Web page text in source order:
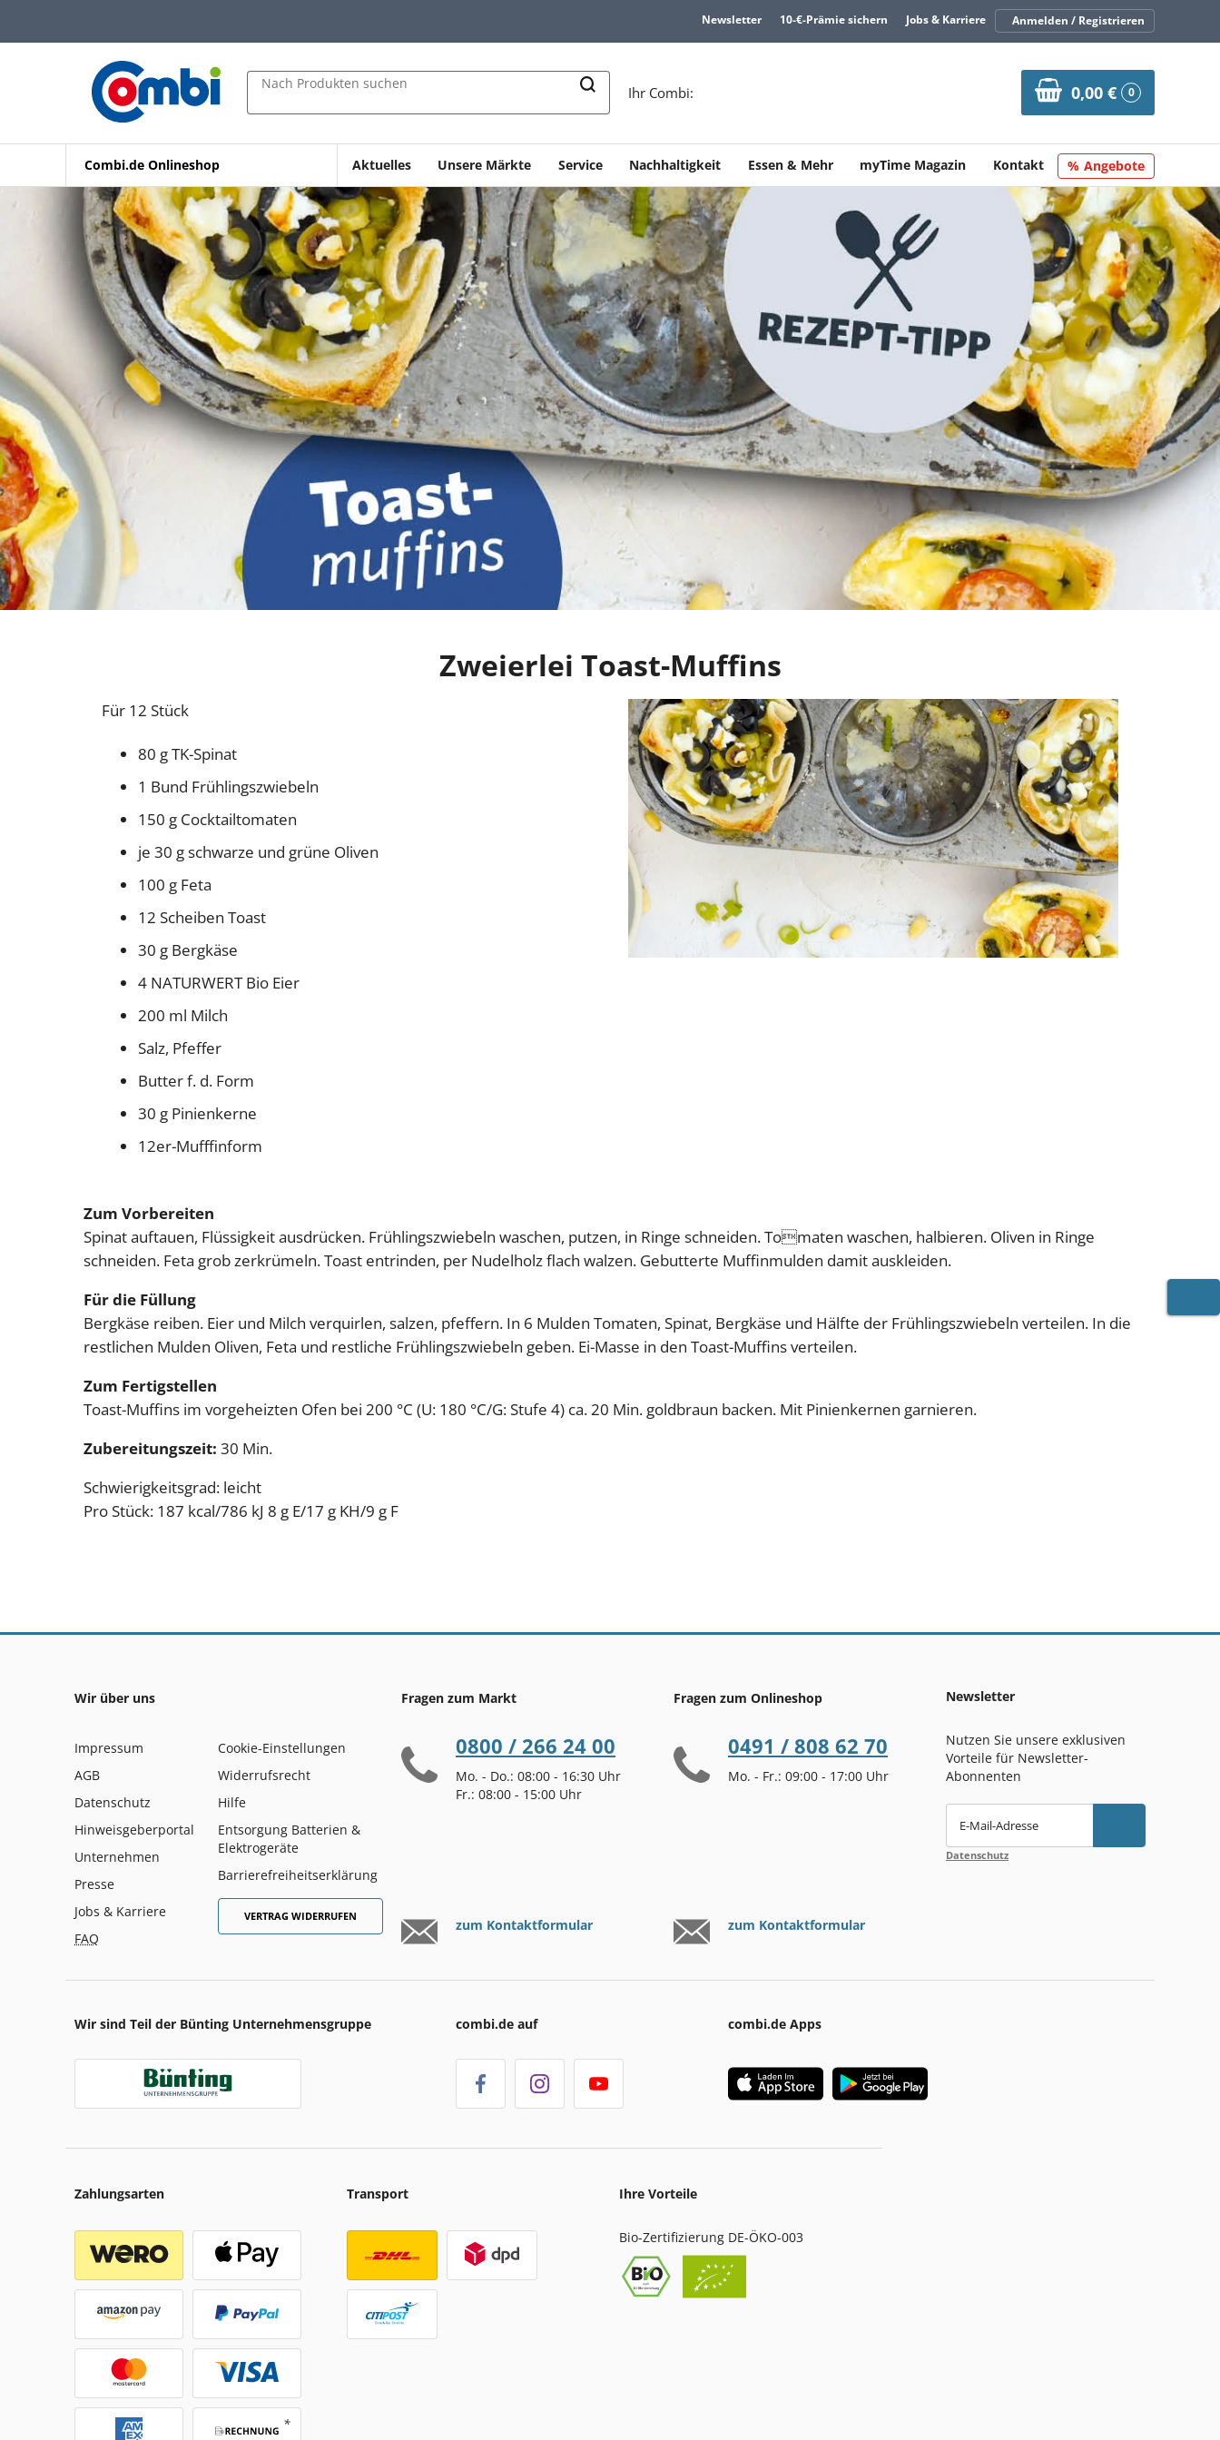
Zur Navigation springen
Zur Suche springen
Newsletter 10-€-Prämie sichern Jobs & Karriere Anmelden / Registrieren
Nach Produkten suchen
Ihr Combi: 0,00 € 0
Combi.de Onlineshop Aktuelles Unsere Märkte Service Nachhaltigkeit Essen & Mehr myTime Magazin Kontakt Angebote
Zweierlei Toast-Muffins
Für 12 Stück
80 g TK-Spinat
1 Bund Frühlingszwiebeln
150 g Cocktailtomaten
je 30 g schwarze und grüne Oliven
100 g Feta
12 Scheiben Toast
30 g Bergkäse
4 NATURWERT Bio Eier
200 ml Milch
Salz, Pfeffer
Butter f. d. Form
30 g Pinienkerne
12er-Mufffinform
Zum Vorbereiten
Spinat auftauen, Flüssigkeit ausdrücken. Frühlingszwiebeln waschen, putzen, in Ringe schneiden. Tomaten waschen, halbieren. Oliven in Ringe
schneiden. Feta grob zerkrümeln. Toast entrinden, per Nudelholz flach walzen. Gebutterte Muffinmulden damit auskleiden.
Für die Füllung
Bergkäse reiben. Eier und Milch verquirlen, salzen, pfeffern. In 6 Mulden Tomaten, Spinat, Bergkäse und Hälfte der Frühlingszwiebeln verteilen. In die
restlichen Mulden Oliven, Feta und restliche Frühlingszwiebeln geben. Ei-Masse in den Toast-Muffins verteilen.
Zum Fertigstellen
Toast-Muffins im vorgeheizten Ofen bei 200 °C (U: 180 °C/G: Stufe 4) ca. 20 Min. goldbraun backen. Mit Pinienkernen garnieren.
Zubereitungszeit: 30 Min.
Schwierigkeitsgrad: leicht
Pro Stück: 187 kcal/786 kJ 8 g E/17 g KH/9 g F
Wir über uns
Impressum
AGB
Datenschutz
Hinweisgeberportal
Unternehmen
Presse
Jobs & Karriere
FAQ
Cookie-Einstellungen
Widerrufsrecht
Hilfe
Entsorgung Batterien &
Elektrogeräte
Barrierefreiheitserklärung
VERTRAG WIDERRUFEN
Fragen zum Markt
0800 / 266 24 00
Mo. - Do.: 08:00 - 16:30 Uhr
Fr.: 08:00 - 15:00 Uhr
zum Kontaktformular
Fragen zum Onlineshop
0491 / 808 62 70
Mo. - Fr.: 09:00 - 17:00 Uhr
zum Kontaktformular
Newsletter
Nutzen Sie unsere exklusiven
Vorteile für Newsletter-
Abonnenten
E-Mail-Adresse
Datenschutz
Wir sind Teil der Bünting Unternehmensgruppe combi.de auf combi.de Apps
Zahlungsarten Transport Ihre Vorteile
Bio-Zertifizierung DE-ÖKO-003